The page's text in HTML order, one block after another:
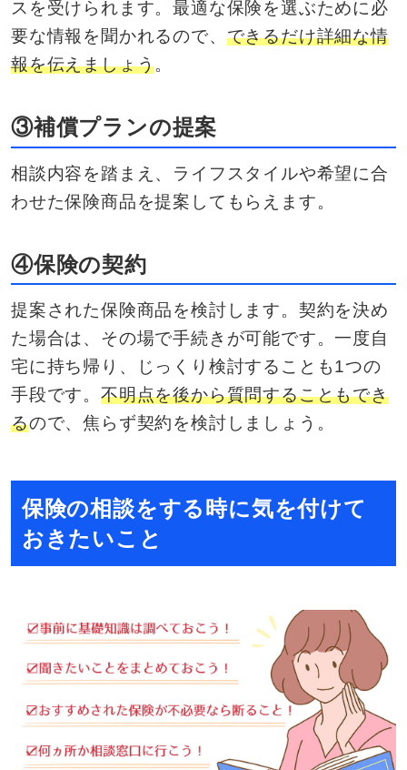
スを受けられます。最適な保険を選ぶために必
要な情報を聞かれるので、 できるだけ詳細な情
報を伝えましょう。
③補償プランの提案
相談内容を踏まえ、ライフスタイルや希望に合
わせた保険商品を提案してもらえます。
④保険の契約
提案された保険商品を検討します。契約を決め
た場合は、その場で手続きが可能です。一度自
宅に持ち帰り、じっくり検討することも1つの
手段です。 不明点を後から質問することもでき
るので、焦らず契約を検討しましょう。
保険の相談をする時に気を付けて
おきたいこと